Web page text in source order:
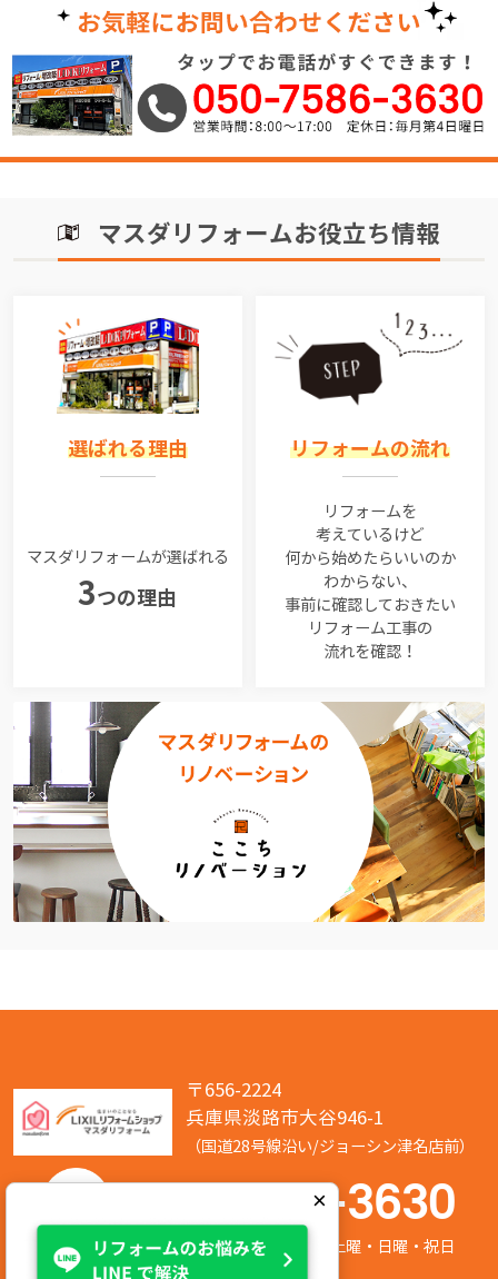
マスダリフォームお役立ち情報
選ばれる理由
マスダリフォームが選ばれる
3つの理由
リフォームの流れ
リフォームを
考えているけど
何から始めたらいいのか
わからない、
事前に確認しておきたい
リフォーム工事の
流れを確認！
〒656-2224
兵庫県淡路市大谷946-1
（国道28号線沿い/ジョーシン津名店前）
050-7586-3630
営業時間:8:00～17:00 定休日:第2/第4土曜・日曜・祝日
×